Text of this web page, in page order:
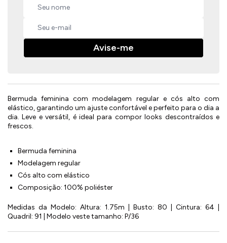
Avise-me
Bermuda feminina com modelagem regular e cós alto com
elástico, garantindo um ajuste confortável e perfeito para o dia a
dia. Leve e versátil, é ideal para compor looks descontraídos e
frescos.
Bermuda feminina
Modelagem regular
Cós alto com elástico
Composição: 100% poliéster
Medidas da Modelo: Altura: 1.75m | Busto: 80 | Cintura: 64 |
Quadril: 91 | Modelo veste tamanho: P/36